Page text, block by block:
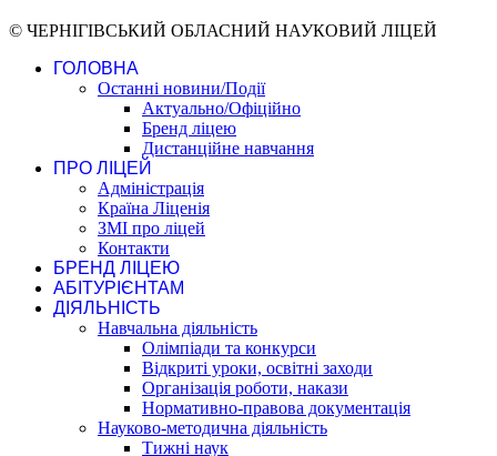
© ЧЕРНІГІВСЬКИЙ ОБЛАСНИЙ НАУКОВИЙ ЛІЦЕЙ
ГОЛОВНА
Останні новини/Події
Актуально/Офіційно
Бренд ліцею
Дистанційне навчання
ПРО ЛІЦЕЙ
Адміністрація
Країна Ліценія
ЗМІ про ліцей
Контакти
БРЕНД ЛІЦЕЮ
АБІТУРІЄНТАМ
ДІЯЛЬНІСТЬ
Навчальна діяльність
Олімпіади та конкурси
Відкриті уроки, освітні заходи
Організація роботи, накази
Нормативно-правова документація
Науково-методична діяльність
Тижні наук